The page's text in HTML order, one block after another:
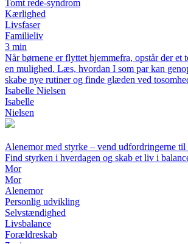
Tomt rede-syndrom
Kærlighed
Livsfaser
Familieliv
3 min
Når børnene er flyttet hjemmefra, opstår der et
en mulighed. Læs, hvordan I som par kan
skabe nye rutiner og finde glæden ved
Isabelle Nielsen
Isabelle
Nielsen
Alenemor med styrke – vend udfordringerne
Find styrken i hverdagen og skab et liv i
Mor
Mor
Alenemor
Personlig udvikling
Selvstændighed
Livsbalance
Forældreskab